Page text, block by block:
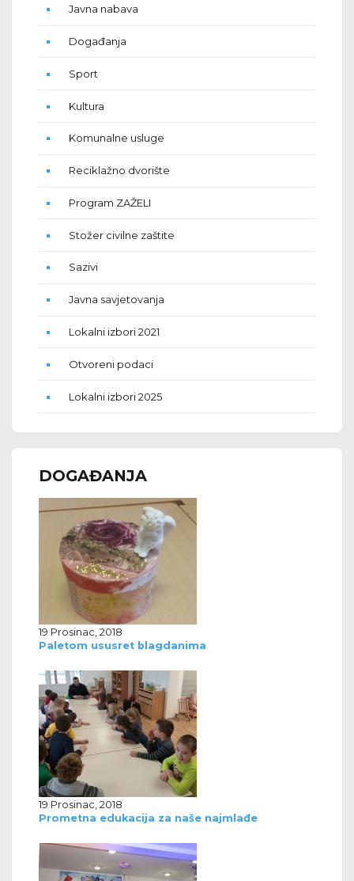
Javna nabava
Događanja
Sport
Kultura
Komunalne usluge
Reciklažno dvorište
Program ZAŽELI
Stožer civilne zaštite
Sazivi
Javna savjetovanja
Lokalni izbori 2021
Otvoreni podaci
Lokalni izbori 2025
DOGAĐANJA
19 Prosinac, 2018
Paletom ususret blagdanima
19 Prosinac, 2018
Prometna edukacija za naše najmlađe